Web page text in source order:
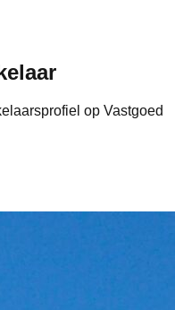
op Vastgoed